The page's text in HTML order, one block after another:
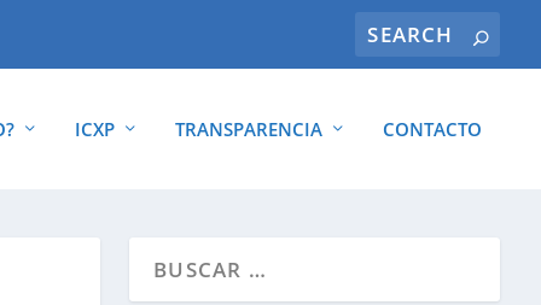
ICXP TRANSPARENCIA CONTACTO